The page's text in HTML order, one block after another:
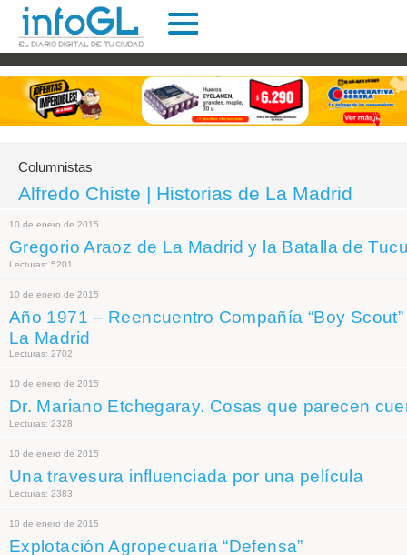
Columnistas
Alfredo Chiste | Historias de La Madrid
10 de enero de 2015
Gregorio Araoz de La Madrid y la Batalla de
Lecturas: 5201
10 de enero de 2015
Año 1971 – Reencuentro Compañía “Boy
La Madrid
Lecturas: 2702
10 de enero de 2015
Dr. Mariano Etchegaray. Cosas que parecen
Lecturas: 2328
10 de enero de 2015
Una travesura influenciada por una película
Lecturas: 2383
10 de enero de 2015
Explotación Agropecuaria “Defensa”